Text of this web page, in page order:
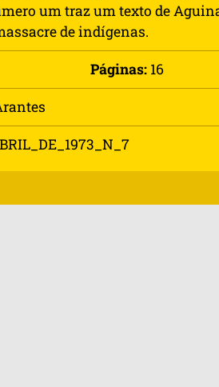
um traz um texto de
de indígenas.
Páginas: 16